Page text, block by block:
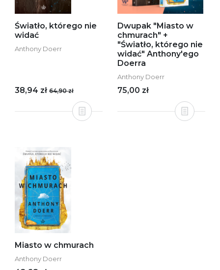
Światło, którego nie
widać
Anthony Doerr
38,94 zł 64,90 zł
Dwupak "Miasto w
chmurach" +
"Światło, którego nie
widać" Anthony'ego
Doerra
Anthony Doerr
75,00 zł
Miasto w chmurach
Anthony Doerr